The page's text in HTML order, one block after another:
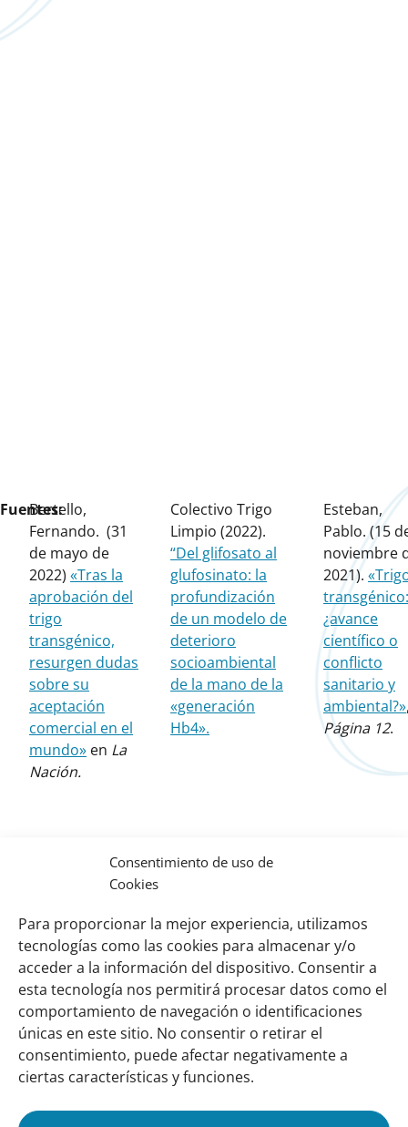
Consentimiento de uso de
Cookies
Para proporcionar la mejor experiencia, utilizamos
tecnologías como las cookies para almacenar y/o
acceder a la información del dispositivo. Consentir a
esta tecnología nos permitirá procesar datos como el
comportamiento de navegación o identificaciones
únicas en este sitio. No consentir o retirar el
consentimiento, puede afectar negativamente a
ciertas características y funciones.
Fuentes:
Bertello,
Fernando. (31
de mayo de
2022) «Tras la
aprobación del
trigo
transgénico,
resurgen dudas
sobre su
aceptación
comercial en el
mundo» en La
Nación.
Colectivo Trigo
Limpio (2022).
“Del glifosato al
glufosinato: la
profundización
de un modelo de
deterioro
socioambiental
de la mano de la
«generación
Hb4».
Esteban,
Pablo. (15
noviembre
2021).
transgénico:
¿avance
científico o
conflicto
sanitario y
ambiental?»
Página 12.
Links
importantes
Sobre nosotros
Nuestra red
Misión y Visión